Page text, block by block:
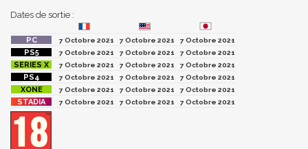
Dates de sortie :
7 Octobre 2021 7 Octobre 2021
7 Octobre 2021
7 Octobre 2021
7 Octobre 2021
7 Octobre 2021
7 Octobre 2021
7 Octobre 2021
7 Octobre 2021
7 Octobre 2021
7 Octobre 2021
7 Octobre 2021
7 Octobre 2021
7 Octobre 2021
7 Octobre 2021
7 Octobre 2021
7 Octobre 2021 7 Octobre 2021